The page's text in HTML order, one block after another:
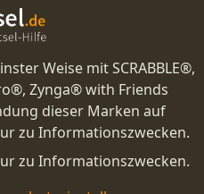
Weise mit SCRABBLE®,
Zynga® with Friends
dieser Marken auf
zu Informationszwecken.
zu Informationszwecken.